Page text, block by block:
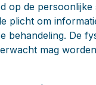
op de persoonlijke
plicht om
behandeling. De
mag